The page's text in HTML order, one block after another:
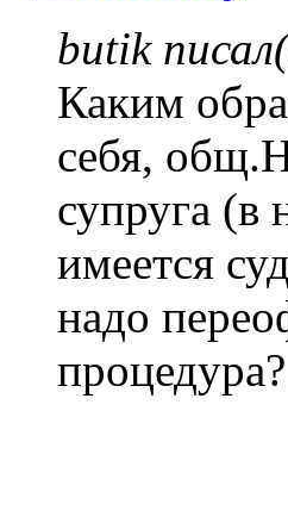
butik
Каким
себя,
супруга (в
имеется
надо